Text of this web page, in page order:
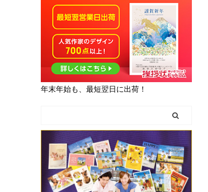
年末年始も、最短翌日に出荷！